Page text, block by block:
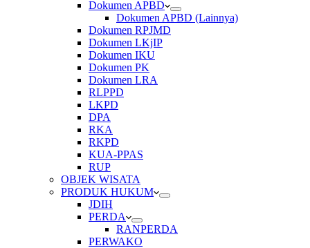
Dokumen APBD
Dokumen APBD (Lainnya)
Dokumen RPJMD
Dokumen LKjIP
Dokumen IKU
Dokumen PK
Dokumen LRA
RLPPD
LKPD
DPA
RKA
RKPD
KUA-PPAS
RUP
OBJEK WISATA
PRODUK HUKUM
JDIH
PERDA
RANPERDA
PERWAKO